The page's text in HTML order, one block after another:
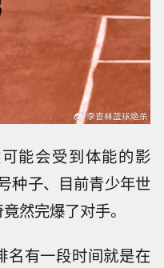
能会受到体能的影
种子、目前青少年世
然完爆了对手。
名有一段时间就是在